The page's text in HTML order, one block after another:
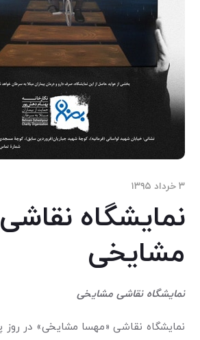
۳ خرداد ۱۳۹۵
نمایشگاه نقاشی
مشایخی
نمایشگاه نقاشی مشایخی